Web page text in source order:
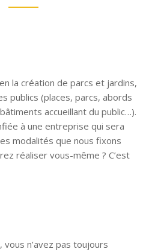
la création de parcs et jardins,
publics (places, parcs, abords
accueillant du public…).
à une entreprise qui sera
modalités que nous fixons
réaliser vous-même ? C’est
n’avez pas toujours